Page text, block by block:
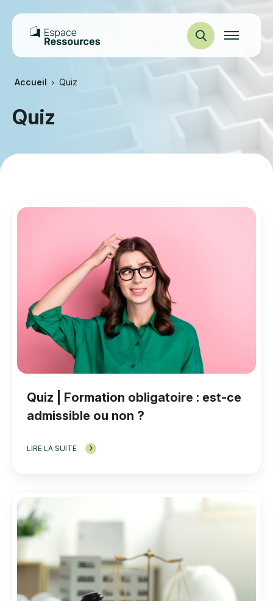
Ouvrir
navigation
Quiz
Accueil Quiz
Quiz | Formation obligatoire : est-ce
admissible ou non ?
LIRE LA SUITE